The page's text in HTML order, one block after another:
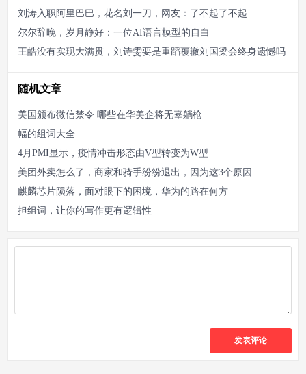
刘涛入职阿里巴巴，花名刘一刀，网友：了不起了不起
尔尔辞晚，岁月静好：一位AI语言模型的自白
王皓没有实现大满贯，刘诗雯要是重蹈覆辙刘国梁会终身遗憾吗
随机文章
美国颁布微信禁令 哪些在华美企将无辜躺枪
幅的组词大全
4月PMI显示，疫情冲击形态由V型转变为W型
美团外卖怎么了，商家和骑手纷纷退出，因为这3个原因
麒麟芯片陨落，面对眼下的困境，华为的路在何方
担组词，让你的写作更有逻辑性
发表评论